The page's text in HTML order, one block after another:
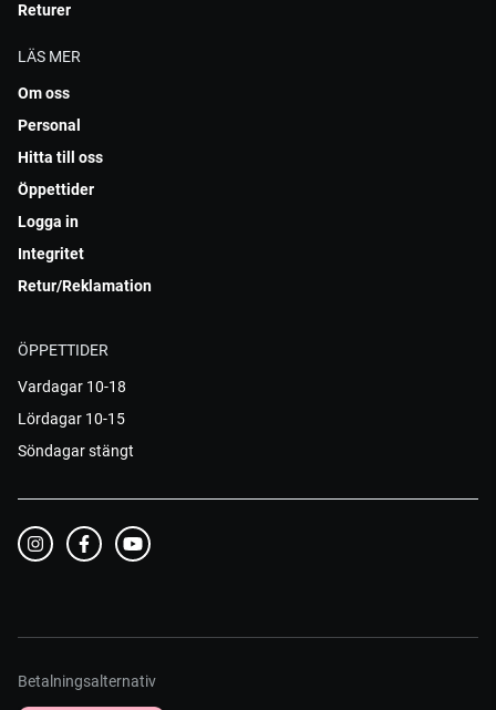
Returer
LÄS MER
Om oss
Personal
Hitta till oss
Öppettider
Logga in
Integritet
Retur/Reklamation
ÖPPETTIDER
Vardagar 10-18
Lördagar 10-15
Söndagar stängt
Betalningsalternativ